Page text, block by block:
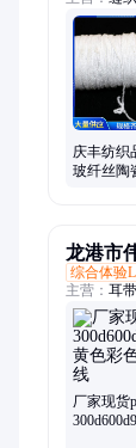
纤维盘根
带、陶瓷
庆丰纺织
玻纤丝陶
龙港市
综合体验
主营： 耳
绳、手提
绳、证件
纶绳子、
绳子、彩
厂家现货